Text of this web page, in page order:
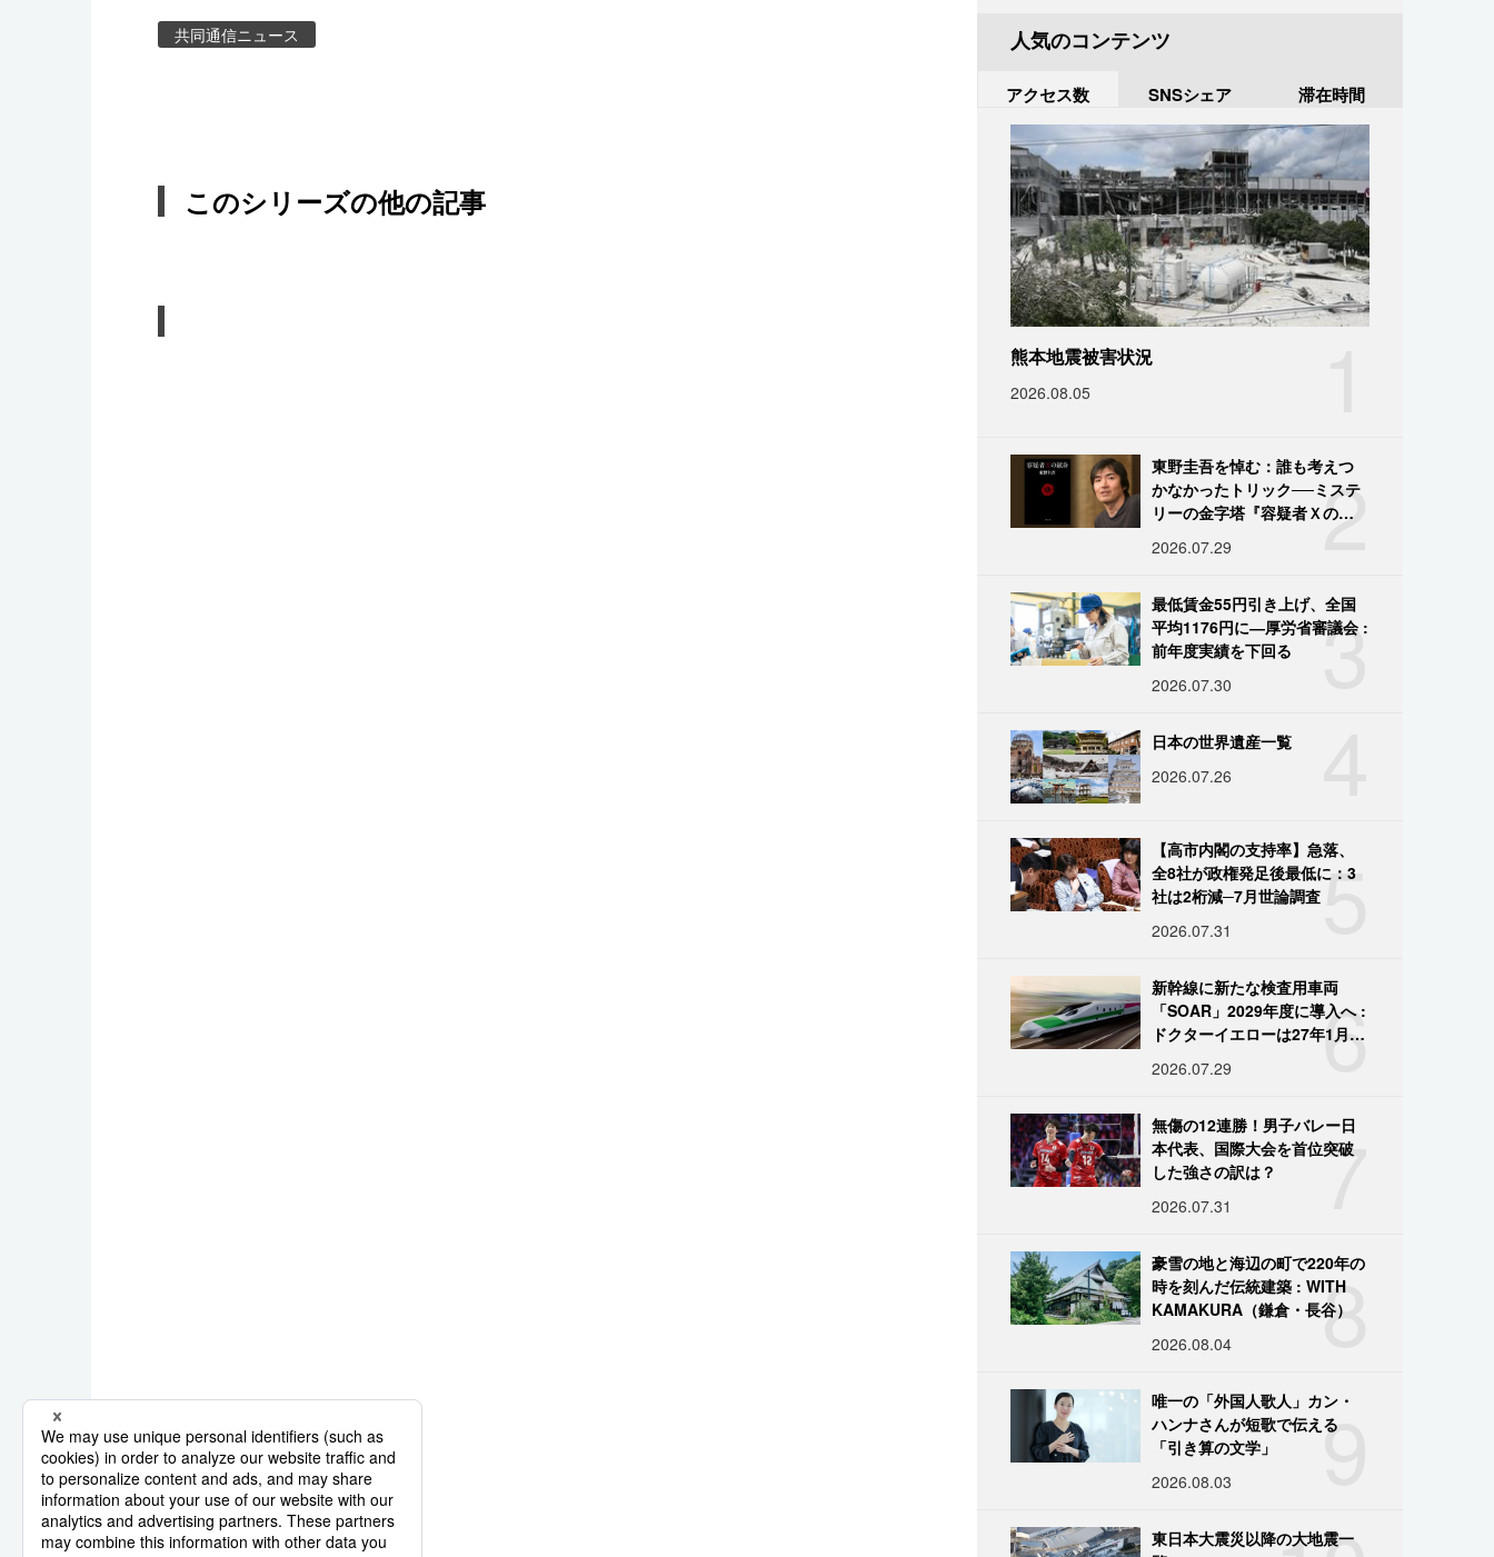
共同通信ニュース
このシリーズの他の記事
人気のコンテンツ
アクセス数 SNSシェア 滞在時間
熊本地震被害状況
2026.08.05
2
東野圭吾を悼む：誰も考えつ
かなかったトリック──ミステ
リーの金字塔『容疑者Ｘの献
2026.07.29
3
最低賃金55円引き上げ、全国
平均1176円に―厚労省審議会 :
前年度実績を下回る
2026.07.30
日本の世界遺産一覧
2026.07.26
5
【高市内閣の支持率】急落、
全8社が政権発足後最低に：3
社は2桁減─7月世論調査
2026.07.31
6
新幹線に新たな検査用車両
「SOAR」2029年度に導入へ :
ドクターイエローは27年1月に
2026.07.29
7
無傷の12連勝！男子バレー日
本代表、国際大会を首位突破
した強さの訳は？
2026.07.31
8
豪雪の地と海辺の町で220年の
時を刻んだ伝統建築 : WITH
KAMAKURA（鎌倉・長谷）
2026.08.04
9
唯一の「外国人歌人」カン・
ハンナさんが短歌で伝える
「引き算の文学」
2026.08.03
東日本大震災以降の大地震一